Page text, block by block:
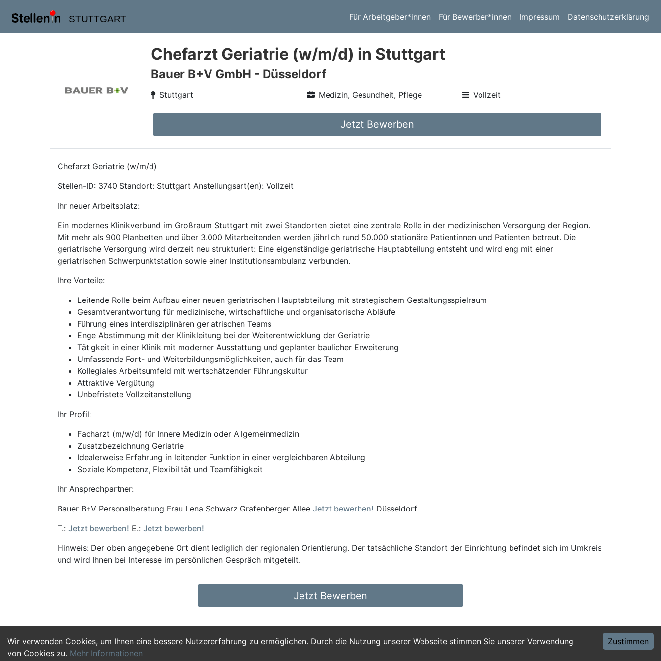
STUTTGART Für Arbeitgeber*innen Für Bewerber*innen Impressum Datenschutzerklärung
Wir verwenden Cookies, um Ihnen eine bessere Nutzererfahrung zu ermöglichen. Durch die Nutzung unserer Webseite stimmen Sie unserer Verwendung
von Cookies zu. Mehr Informationen
Zustimmen
Chefarzt Geriatrie (w/m/d) in Stuttgart
Bauer B+V GmbH - Düsseldorf
Stuttgart Medizin, Gesundheit, Pflege Vollzeit
Jetzt Bewerben
Chefarzt Geriatrie (w/m/d)
Stellen-ID: 3740 Standort: Stuttgart Anstellungsart(en): Vollzeit
Ihr neuer Arbeitsplatz:
Ein modernes Klinikverbund im Großraum Stuttgart mit zwei Standorten bietet eine zentrale Rolle in der medizinischen Versorgung der Region.
Mit mehr als 900 Planbetten und über 3.000 Mitarbeitenden werden jährlich rund 50.000 stationäre Patientinnen und Patienten betreut. Die
geriatrische Versorgung wird derzeit neu strukturiert: Eine eigenständige geriatrische Hauptabteilung entsteht und wird eng mit einer
geriatrischen Schwerpunktstation sowie einer Institutionsambulanz verbunden.
Ihre Vorteile:
Leitende Rolle beim Aufbau einer neuen geriatrischen Hauptabteilung mit strategischem Gestaltungsspielraum
Gesamtverantwortung für medizinische, wirtschaftliche und organisatorische Abläufe
Führung eines interdisziplinären geriatrischen Teams
Enge Abstimmung mit der Klinikleitung bei der Weiterentwicklung der Geriatrie
Tätigkeit in einer Klinik mit moderner Ausstattung und geplanter baulicher Erweiterung
Umfassende Fort- und Weiterbildungsmöglichkeiten, auch für das Team
Kollegiales Arbeitsumfeld mit wertschätzender Führungskultur
Attraktive Vergütung
Unbefristete Vollzeitanstellung
Ihr Profil:
Facharzt (m/w/d) für Innere Medizin oder Allgemeinmedizin
Zusatzbezeichnung Geriatrie
Idealerweise Erfahrung in leitender Funktion in einer vergleichbaren Abteilung
Soziale Kompetenz, Flexibilität und Teamfähigkeit
Ihr Ansprechpartner:
Bauer B+V Personalberatung Frau Lena Schwarz Grafenberger Allee Jetzt bewerben! Düsseldorf
T.: Jetzt bewerben! E.: Jetzt bewerben!
Hinweis: Der oben angegebene Ort dient lediglich der regionalen Orientierung. Der tatsächliche Standort der Einrichtung befindet sich im Umkreis
und wird Ihnen bei Interesse im persönlichen Gespräch mitgeteilt.
Jetzt Bewerben